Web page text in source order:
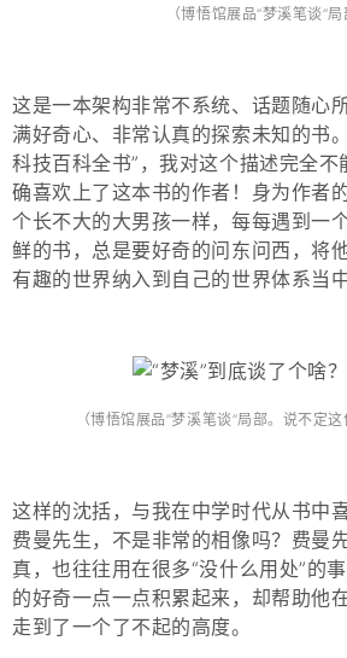
（博悟馆展品“梦溪笔谈”局
这是一本架构非常不系统、话题随心
满好奇心、非常认真的探索未知的书
科技百科全书”，我对这个描述完全
确喜欢上了这本书的作者！身为作者
个长不大的大男孩一样，每每遇到一
鲜的书，总是要好奇的问东问西，将
有趣的世界纳入到自己的世界体系当中
（博悟馆展品“梦溪笔谈”局部。说不定这
这样的沈括，与我在中学时代从书中
费曼先生，不是非常的相像吗？费曼
真，也往往用在很多“没什么用处”的
的好奇一点一点积累起来，却帮助他
走到了一个了不起的高度。